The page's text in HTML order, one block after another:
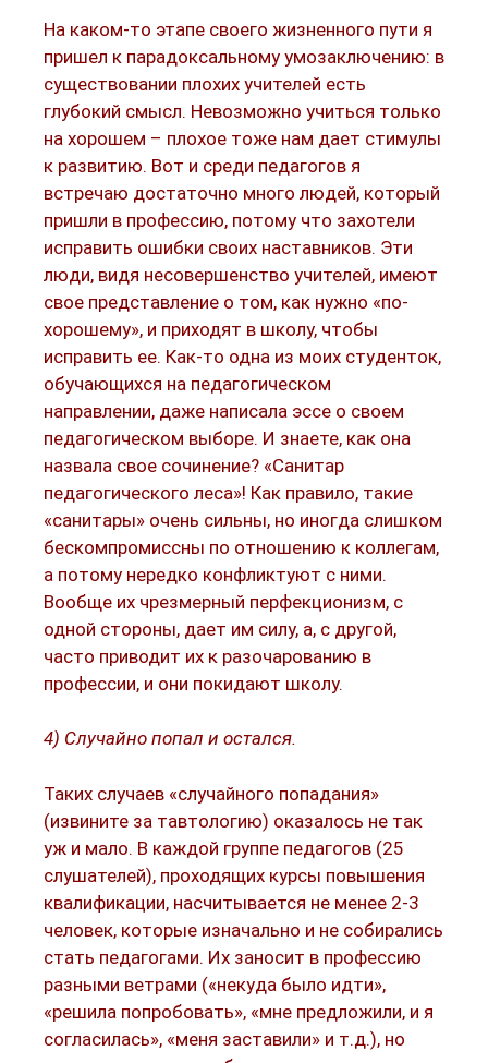
На каком-то этапе своего жизненного пути я
пришел к парадоксальному умозаключению: в
существовании плохих учителей есть
глубокий смысл. Невозможно учиться только
на хорошем – плохое тоже нам дает стимулы
к развитию. Вот и среди педагогов я
встречаю достаточно много людей, который
пришли в профессию, потому что захотели
исправить ошибки своих наставников. Эти
люди, видя несовершенство учителей, имеют
свое представление о том, как нужно «по-
хорошему», и приходят в школу, чтобы
исправить ее. Как-то одна из моих студенток,
обучающихся на педагогическом
направлении, даже написала эссе о своем
педагогическом выборе. И знаете, как она
назвала свое сочинение? «Санитар
педагогического леса»! Как правило, такие
«санитары» очень сильны, но иногда слишком
бескомпромиссны по отношению к коллегам,
а потому нередко конфликтуют с ними.
Вообще их чрезмерный перфекционизм, с
одной стороны, дает им силу, а, с другой,
часто приводит их к разочарованию в
профессии, и они покидают школу.
4) Случайно попал и остался.
Таких случаев «случайного попадания»
(извините за тавтологию) оказалось не так
уж и мало. В каждой группе педагогов (25
слушателей), проходящих курсы повышения
квалификации, насчитывается не менее 2-3
человек, которые изначально и не собирались
стать педагогами. Их заносит в профессию
разными ветрами («некуда было идти»,
«решила попробовать», «мне предложили, и я
согласилась», «меня заставили» и т.д.), но